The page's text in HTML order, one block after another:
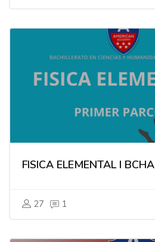
FISICA ELEMENTAL I BCHA
27 1